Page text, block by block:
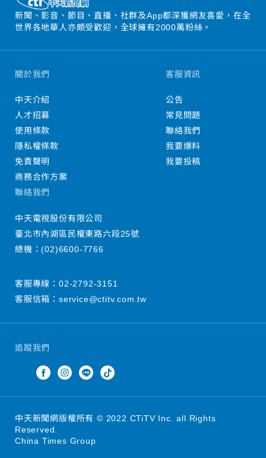
新聞、影音、節目、直播、社群及App都深獲網友喜愛，在全
世界各地華人亦頗受歡迎，全球擁有2000萬粉絲。
追蹤我們
關於我們
中天介紹
人才招募
使用條款
隱私權條款
免責聲明
商務合作方案
客服資訊
公告
常見問題
聯絡我們
我要爆料
我要投稿
聯絡我們
中天電視股份有限公司
臺北市內湖區民權東路六段25號
總機：(02)6600-7766
客服專線： 02-2792-3151
客服信箱： service@ctitv.com.tw
中天新聞網版權所有 © 2022 CTiTV Inc. all Rights
Reserved.
China Times Group